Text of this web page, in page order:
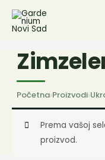
Пређи
Početna›Proizvodi›
Prema vašoj
proizvod.